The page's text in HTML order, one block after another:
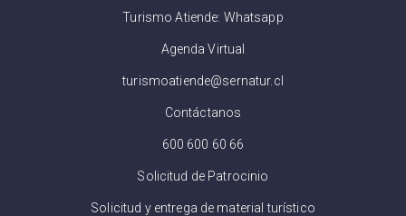
Turismo Atiende: Whatsapp
Agenda Virtual
turismoatiende@sernatur.cl
Contáctanos
600 600 60 66
Solicitud de Patrocinio
Solicitud y entrega de material turístico